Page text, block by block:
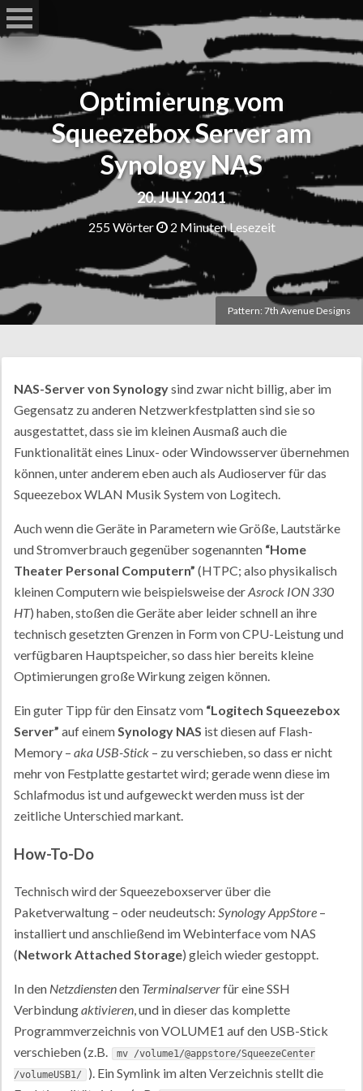
Pattern: 7th Avenue Designs
Optimierung vom
Squeezebox Server am
Synology NAS
20. JULY 2011
255 Wörter 2 Minuten Lesezeit
NAS-Server von Synologysind zwar nicht billig, aber im
Gegensatz zu anderen Netzwerkfestplatten sind sie so
ausgestattet, dass sie im kleinen Ausmaß auch die
Funktionalität eines Linux- oder Windowsserver übernehmen
können, unter anderem eben auch als Audioserver für das
Squeezebox WLAN Musik System von Logitech.
Auch wenn die Geräte in Parametern wie Größe, Lautstärke
und Stromverbrauch gegenüber sogenannten “Home
Theater Personal Computern” (HTPC; also physikalisch
kleinen Computern wie beispielsweise derAsrock ION 330
HT) haben, stoßen die Geräte aber leider schnell an ihre
technisch gesetzten Grenzen in Form von CPU-Leistung und
verfügbaren Hauptspeicher, so dass hier bereits kleine
Optimierungen große Wirkung zeigen können.
Ein guter Tipp für den Einsatz vom “Logitech Squeezebox
Server” auf einemSynology NAS ist diesen auf Flash-
Memory – aka USB-Stick – zu verschieben, so dass er nicht
mehr von Festplatte gestartet wird; gerade wenn diese im
Schlafmodus ist und aufgeweckt werden muss ist der
zeitliche Unterschied markant.
How-To-Do
Technisch wird der Squeezeboxserver über die
Paketverwaltung – oder neudeutsch: Synology AppStore –
installiert und anschließend im Webinterface vom NAS
(Network Attached Storage) gleich wieder gestoppt.
In den Netzdienstenden Terminalserverfür eine SSH
Verbindungaktivieren, und in dieser das komplette
Programmverzeichnis von VOLUME1 auf den USB-Stick
verschieben (z.B.
mv /volume1/@appstore/SqueezeCenter
/volumeUSB1/
). Ein Symlink im alten Verzeichnis stellt die